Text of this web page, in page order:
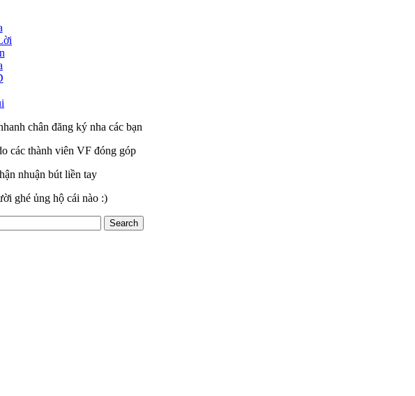
chân đăng ký nha các bạn
các thành viên VF đóng góp
nhuận bút liền tay
ghé ủng hộ cái nào :)